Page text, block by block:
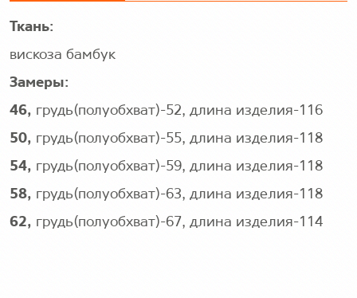
Ткань:
вискоза бамбук
Замеры:
46, грудь(полуобхват)-52, длина изделия-116
50, грудь(полуобхват)-55, длина изделия-118
54, грудь(полуобхват)-59, длина изделия-118
58, грудь(полуобхват)-63, длина изделия-118
62, грудь(полуобхват)-67, длина изделия-114